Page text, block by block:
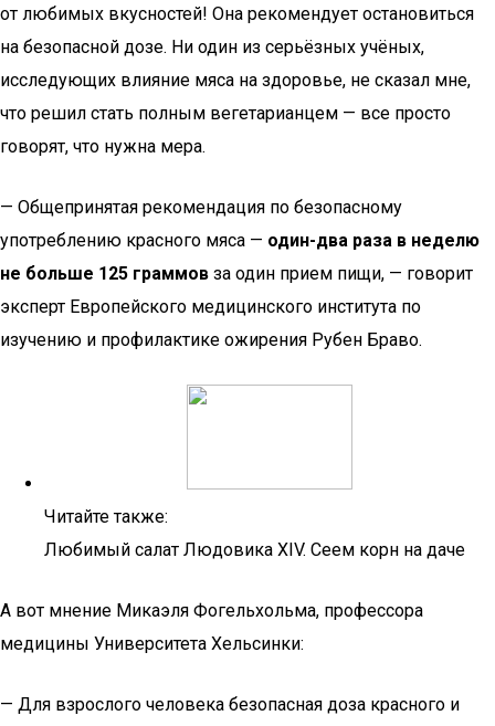
от любимых вкусностей! Она рекомендует остановиться
на безопасной дозе. Ни один из серьёзных учёных,
исследующих влияние мяса на здоровье, не сказал мне,
что решил стать полным вегетарианцем — все просто
говорят, что нужна мера.
— Общепринятая рекомендация по безопасному
употреблению красного мяса — один-два раза в неделю
не больше 125 граммов за один прием пищи, — говорит
эксперт Европейского медицинского института по
изучению и профилактике ожирения Рубен Браво.
Читайте также:
Любимый салат Людовика XIV. Сеем корн на даче
А вот мнение Микаэля Фогельхольма, профессора
медицины Университета Хельсинки:
— Для взрослого человека безопасная доза красного и